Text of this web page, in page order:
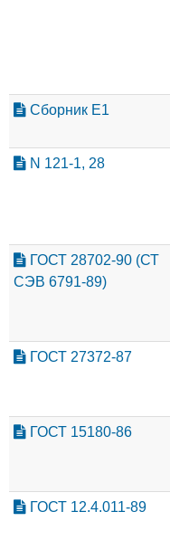
Сборник Е1
N 121-1, 28
ГОСТ 28702-90 (СТ
СЭВ 6791-89)
ГОСТ 27372-87
ГОСТ 15180-86
ГОСТ 12.4.011-89